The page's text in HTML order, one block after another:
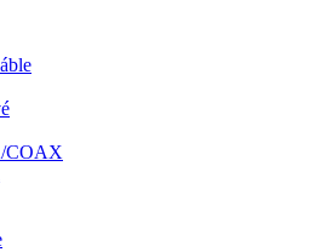
COAX